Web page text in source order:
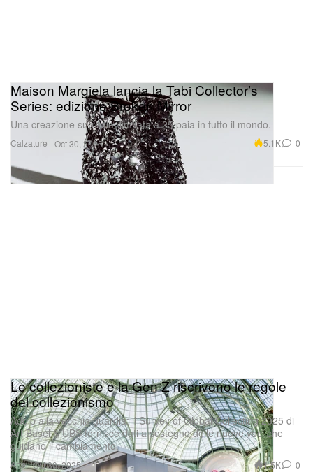
Calzature
Maison Margiela lancia la Tabi Collector’s
Series: edizione Broken Mirror
Una creazione surreale, limitata a 25 paia in tutto il mondo.
Oct 30, 2025 5.1K 0
Arte
Le collezioniste e la Gen Z riscrivono le regole
del collezionismo
Addio alla vecchia guardia: il Survey of Global Collecting 2025 di
Art Basel & UBS fornisce dati a sostegno delle nuove voci che
guidano il cambiamento.
Oct 30, 2025 1.5K 0